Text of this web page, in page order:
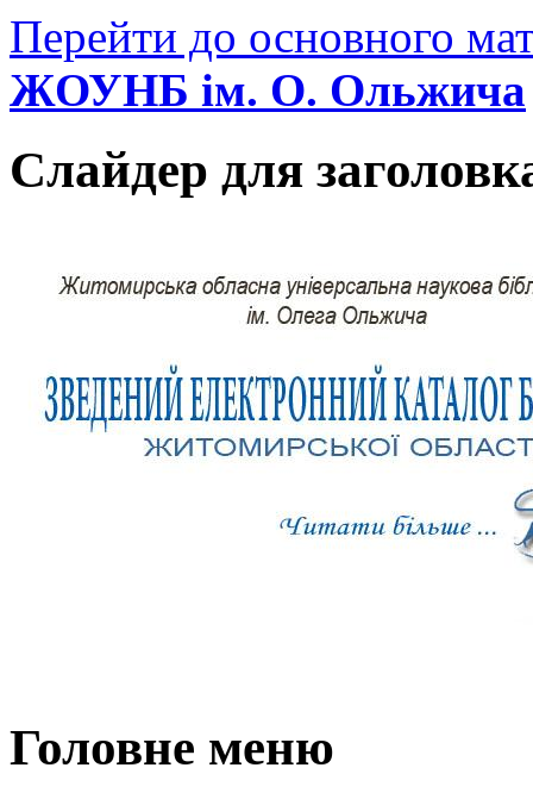
Перейти до основного
ЖОУНБ ім. О. Ольжича
Слайдер для
Головне меню